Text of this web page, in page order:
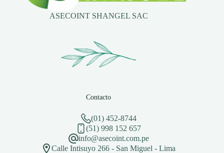
ASECOINT SHANGEL SAC
Contacto
(01) 452-8744
(51) 998 152 657
info@asecoint.com.pe
Calle Intisuyo 266 - San Miguel - Lima